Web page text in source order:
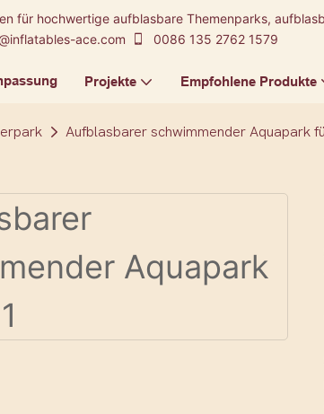
für hochwertige aufblasbare Themenparks,
ace.com 0086 135 2762 1579
Projekte Empfohlene Produkte
Aufblasbarer schwimmender Aquapark